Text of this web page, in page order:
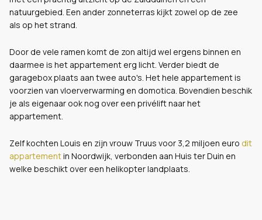
natuurgebied. Een ander zonneterras kijkt zowel op de zee
als op het strand.
Door de vele ramen komt de zon altijd wel ergens binnen en
daarmee is het appartement erg licht. Verder biedt de
garagebox plaats aan twee auto's. Het hele appartement is
voorzien van vloerverwarming en domotica. Bovendien beschik
je als eigenaar ook nog over een privélift naar het
appartement.
Zelf kochten Louis en zijn vrouw Truus voor 3,2 miljoen euro dit
appartementin Noordwijk, verbonden aan Huis ter Duin en
welke beschikt over een helikopter landplaats.